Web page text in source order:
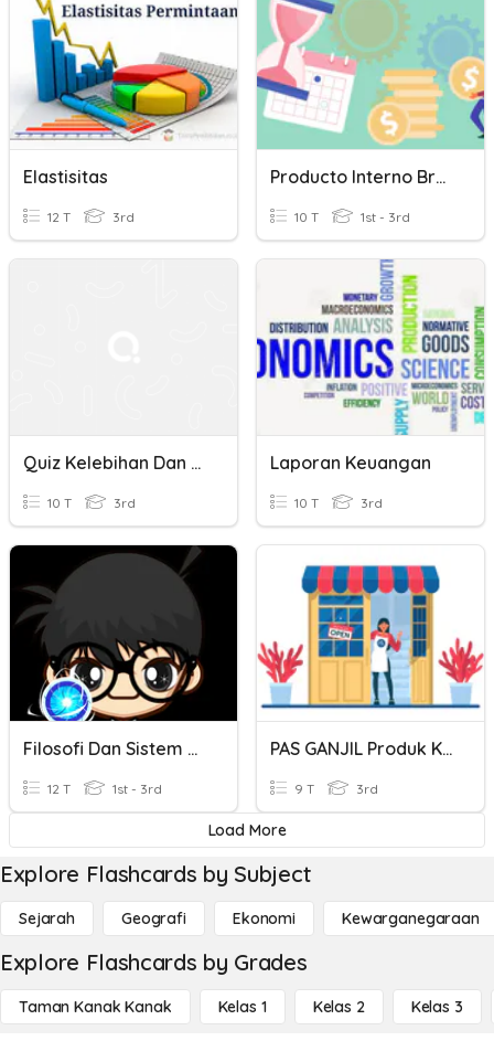
Elastisitas
12 T 3rd
Producto Interno Bruto
10 T 1st - 3rd
Quiz Kelebihan Dan Kekurangan Sosial Media: Penggunaan Untuk Berkomunikasi
10 T 3rd
Laporan Keuangan
10 T 3rd
Filosofi Dan Sistem Keuangan Islam
12 T 1st - 3rd
PAS GANJIL Produk Kreatif & Kewirausahaan
9 T 3rd
Load More
Explore Flashcards by Subject
Sejarah Geografi Ekonomi Kewarganegaraan
Explore Flashcards by Grades
Taman Kanak Kanak Kelas 1 Kelas 2 Kelas 3